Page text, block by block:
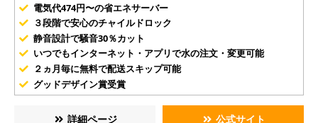
電気代474円〜の省エネサーバー
３段階で安心のチャイルドロック
静音設計で騒音30％カット
いつでもインターネット・アプリで水の注文・変更可能
２ヵ月毎に無料で配送スキップ可能
グッドデザイン賞受賞
詳細ページ 公式サイト